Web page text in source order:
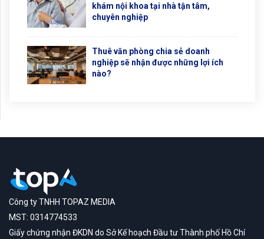
khám nội khoa tại nhà tận tâm,
chuyên nghiệp
Thuê văn phòng chia sẻ doanh
nghiệp sẽ nhận được những lợi ích
nào?
Công ty TNHH TOPAZ MEDIA
MST: 0314774533
Giấy chứng nhận ĐKDN do Sở Kế hoạch Đầu tư Thành phố Hồ Chí